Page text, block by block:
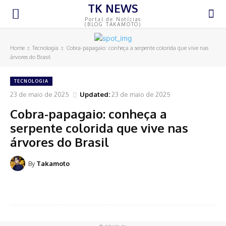
TK NEWS
Portal de Notícias
(BLOG TAKAMOTO)
Home Tecnologia
Cobra-papagaio: conheça a serpente colorida que vive nas
árvores do Brasil
TECNOLOGIA
23 de maio de 2025 Updated:23 de maio de 2025
Cobra-papagaio: conheça a
serpente colorida que vive nas
árvores do Brasil
By Takamoto